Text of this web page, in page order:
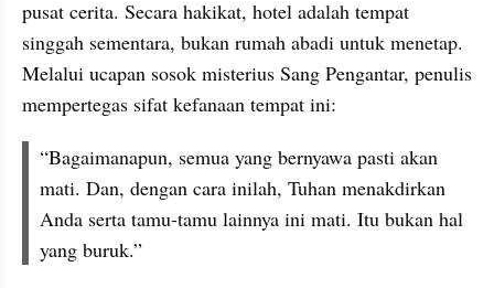
pusat cerita. Secara hakikat, hotel adalah tempat
singgah sementara, bukan rumah abadi untuk menetap.
Melalui ucapan sosok misterius Sang Pengantar, penulis
mempertegas sifat kefanaan tempat ini:
“Bagaimanapun, semua yang bernyawa pasti akan
mati. Dan, dengan cara inilah, Tuhan menakdirkan
Anda serta tamu-tamu lainnya ini mati. Itu bukan hal
yang buruk.”